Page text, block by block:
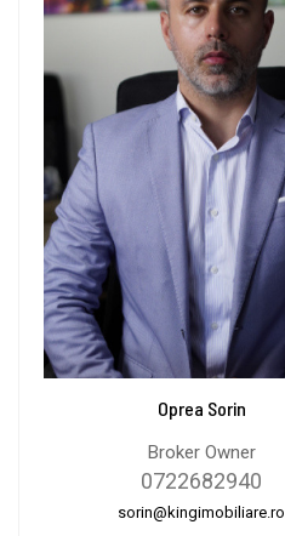
Oprea Sorin
Broker Owner
0722682940
sorin@kingimobiliare.ro